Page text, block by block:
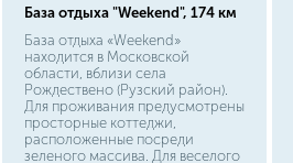
База отдыха "Weekend", 174 км
База отдыха «Weekend»
находится в Московской
области, вблизи села
Рождествено (Рузский район).
Для проживания предусмотрены
просторные коттеджи,
расположенные посреди
зеленого массива. Для веселого